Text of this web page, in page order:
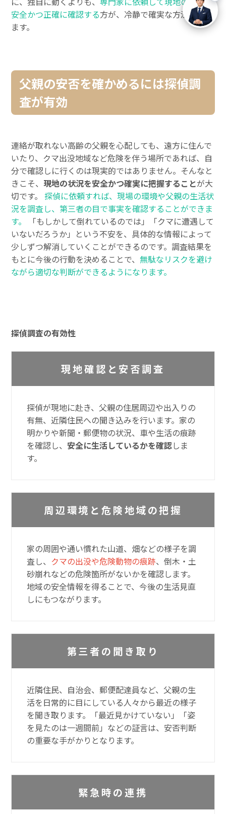
安全かつ正確に確認する方が、冷静で確実な方法といえ
ます。
父親の安否を確かめるには探偵調
査が有効
連絡が取れない高齢の父親を心配しても、遠方に住んで
いたり、クマ出没地域など危険を伴う場所であれば、自
分で確認しに行くのは現実的ではありません。そんなと
きこそ、現地の状況を安全かつ確実に把握することが大
切です。探偵に依頼すれば、現場の環境や父親の生活状
況を調査し、第三者の目で事実を確認することができま
す。
「もしかして倒れているのでは」「クマに遭遇して
いないだろうか」という不安を、具体的な情報によって
少しずつ解消していくことができるのです。調査結果を
もとに今後の行動を決めることで、無駄なリスクを避け
ながら適切な判断ができるようになります。
探偵調査の有効性
現地確認と安否調査
探偵が現地に赴き、父親の住居周辺や出入りの
有無、近隣住民への聞き込みを行います。家の
明かりや新聞・郵便物の状況、車や生活の痕跡
を確認し、安全に生活しているかを確認しま
す。
周辺環境と危険地域の把握
家の周囲や通い慣れた山道、畑などの様子を調
査し、 クマの出没や危険動物の痕跡、倒木・土
砂崩れなどの危険箇所がないかを確認します。
地域の安全情報を得ることで、今後の生活見直
しにもつながります。
第三者の聞き取り
近隣住民、自治会、郵便配達員など、父親の生
活を日常的に目にしている人々から最近の様子
を聞き取ります。「最近見かけていない」「姿
を見たのは一週間前」などの証言は、安否判断
の重要な手がかりとなります。
緊急時の連携